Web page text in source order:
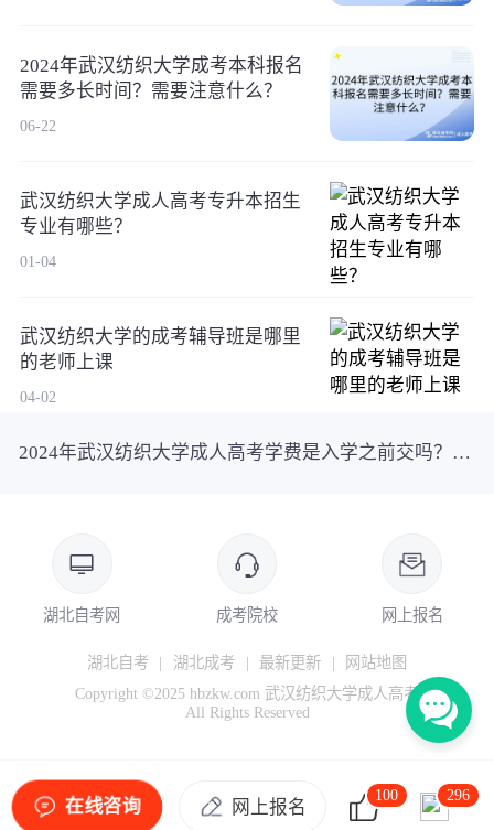
2024年武汉纺织大学成考本科报名
需要多长时间？需要注意什么？
06-22
武汉纺织大学成人高考专升本招生
专业有哪些？
01-04
武汉纺织大学的成考辅导班是哪里
的老师上课
04-02
2024年武汉纺织大学成人高考学费是入学之前交吗？要一次性交齐吗？
湖北自考网 成考院校 网上报名
湖北自考 | 湖北成考 | 最新更新 |
网站地图
Copyright ©2025 hbzkw.com 武汉纺织大学成人高考
All Rights Reserved
在线咨询 网上报名
100 296